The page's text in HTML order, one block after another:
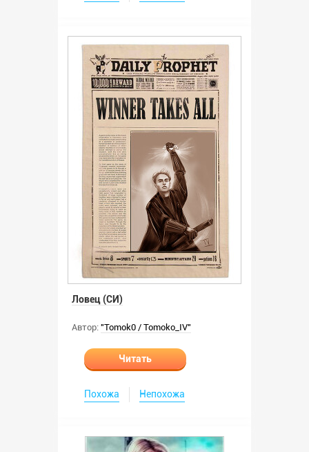
Ловец (СИ)
Автор: "Tomok0 / Tomoko_IV"
Читать
Похожа Непохожа